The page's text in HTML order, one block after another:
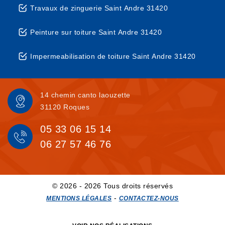
Travaux de zinguerie Saint Andre 31420
Peinture sur toiture Saint Andre 31420
Impermeabilisation de toiture Saint Andre 31420
14 chemin canto laouzette
31120 Roques
05 33 06 15 14
06 27 57 46 76
© 2026 - 2026 Tous droits réservés
MENTIONS LÉGALES - CONTACTEZ-NOUS